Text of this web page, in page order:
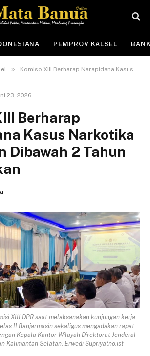
PEMPROV KALSEL
» Komiso XIII Berharap Narapidana Kasus Narkotika Hukuman Dibawah 2 Tahun Dibebaskan
23, 2026
Berharap
Kasus Narkotika
Dibawah 2 Tahun
XIII DPR saat melaksanakan kunjungan kerja
II Banjarmasin sekaligus mengadakan rapat
Kepala Kantor Wilayah Direktorat Jenderal
Kalimantan Selatan, Erwedi Supriyatno.ist